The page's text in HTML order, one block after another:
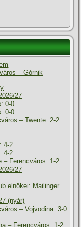
– Górnik
27
0-0
0-0
– Twente: 2-2
4-2
4-2
– Ferencváros: 1-2
27
elnökei: Mailinger
(nyár)
– Vojvodina: 3-0
– Ferencváros: 1-2